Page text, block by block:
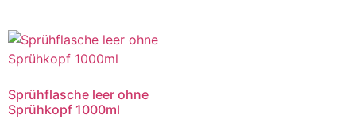
Sprühflasche leer ohne
Sprühkopf 1000ml